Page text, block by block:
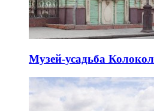
Музей-усадьба